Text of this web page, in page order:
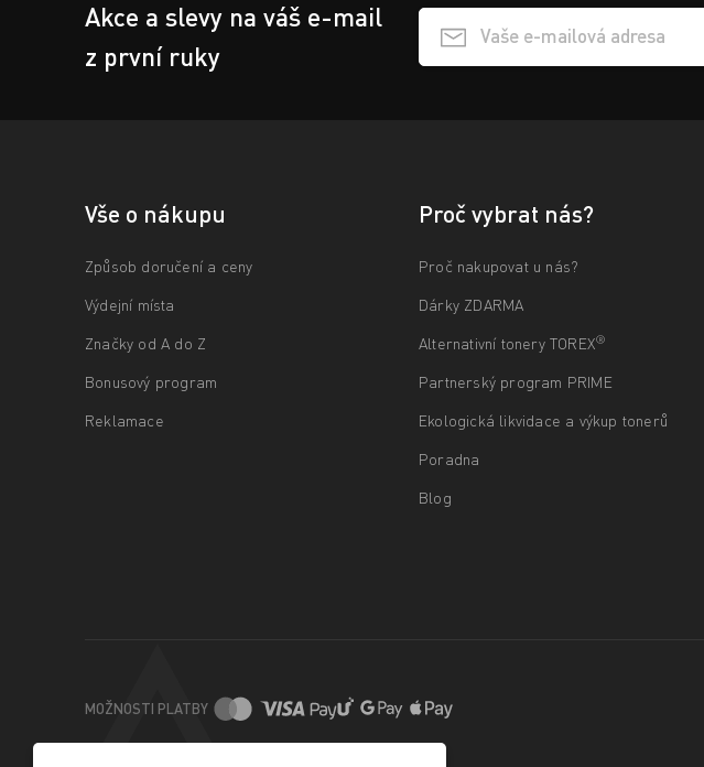
Akce a slevy na váš e-mail
z první ruky
Přihlášení e-mailu k odběru
Vše o nákupu
Způsob doručení a ceny
Výdejní místa
Značky od A do Z
Bonusový program
Reklamace
Proč vybrat nás?
Proč nakupovat u nás?
Dárky ZDARMA
Alternativní tonery TOREX®
Partnerský program PRIME
Ekologická likvidace a výkup tonerů
Poradna
Blog
MOŽNOSTI PLATBY